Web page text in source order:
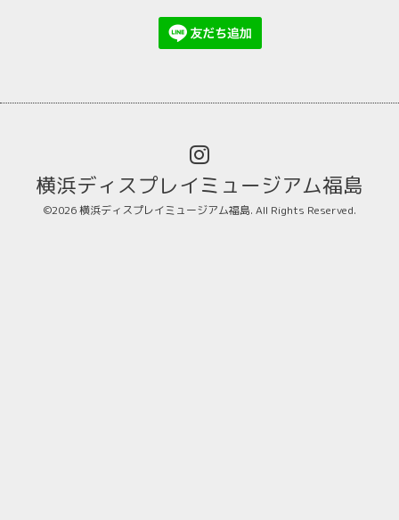
横浜ディスプレイミュージアム福島
©2026横浜ディスプレイミュージアム福島. All Rights Reserved.